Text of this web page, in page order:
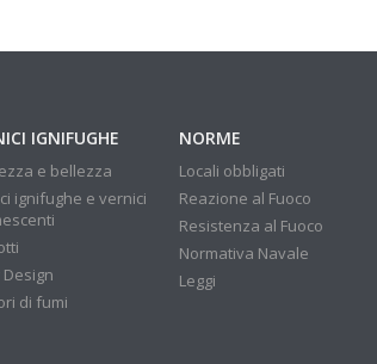
IGNIFUGHE
e bellezza
ignifughe e vernici
Design
di fumi
NORME
Locali obbligati
Reazione al Fuoco
Resistenza al Fuoco
Normativa Navale
Leggi